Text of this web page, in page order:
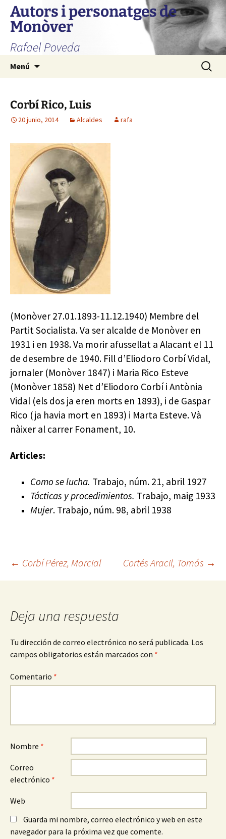
Autors i personatges de
Monòver
Rafael Poveda
Menú Buscar:
Corbí Rico, Luis
20 junio, 2014 Alcaldes rafa
(Monòver 27.01.1893-11.12.1940) Membre del
Partit Socialista. Va ser alcalde de Monòver en
1931 i en 1938. Va morir afussellat a Alacant el 11
de desembre de 1940. Fill d’Eliodoro Corbí Vidal,
jornaler (Monòver 1847) i Maria Rico Esteve
(Monòver 1858) Net d’Eliodoro Corbí i Antònia
Vidal (els dos ja eren morts en 1893), i de Gaspar
Rico (ja havia mort en 1893) i Marta Esteve. Và
nàixer al carrer Fonament, 10.
Articles:
Como se lucha. Trabajo, núm. 21, abril 1927
Tácticas y procedimientos. Trabajo, maig 1933
Mujer. Trabajo, núm. 98, abril 1938
Navegación
entradas
← Corbí Pérez, Marcial Cortés Aracil, Tomás →
Deja una respuesta
Tu dirección de correo electrónico no será publicada. Los
campos obligatorios están marcados con *
Comentario *
Nombre *
Correo
electrónico *
Web
Guarda mi nombre, correo electrónico y web en este
navegador para la próxima vez que comente.